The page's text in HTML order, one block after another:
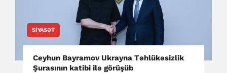
SIYASƏT
Ceyhun Bayramov Ukrayna Təhlükəsizlik
Şurasının katibi ilə görüşüb